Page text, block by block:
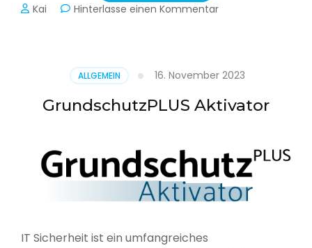
Kai Hinterlasse einen Kommentarzu
Schlacht
im
Netz
ALLGEMEIN 16. November 2023
GrundschutzPLUS Aktivator
IT Sicherheit ist ein umfangreiches